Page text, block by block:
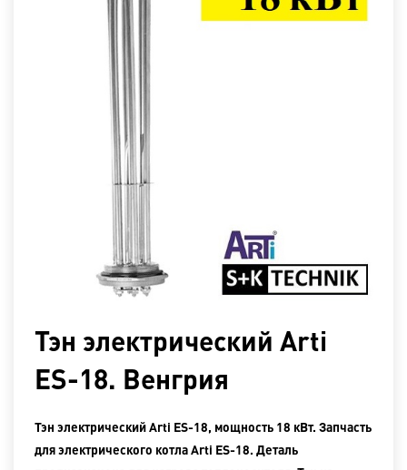
Тэн электрический Arti
ES-18. Венгрия
Тэн электрический Arti ES-18, мощность 18 кВт. Запчасть
для электрического котла Arti ES-18. Деталь